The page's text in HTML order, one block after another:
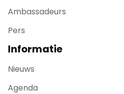
Ambassadeurs
Pers
Informatie
Nieuws
Agenda